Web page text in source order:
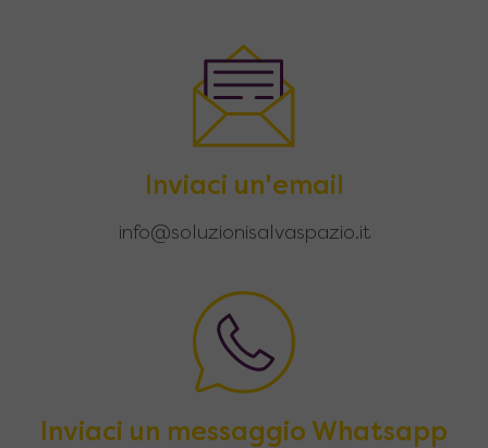
Inviaci un'email
info@soluzionisalvaspazio.it
Inviaci un messaggio Whatsapp